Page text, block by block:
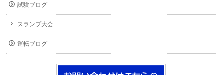
試験ブログ
スランプ大会
運転ブログ